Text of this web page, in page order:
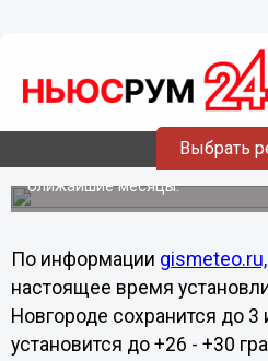
Выбрать
Дожди и грозы в
будут идти все лето:
потеплеет лишь в
Опубликован неутешительный
ближайшие месяцы.
По информации gismeteo.ru,
настоящее время
Новгороде сохранится до
установится до +26 - +30